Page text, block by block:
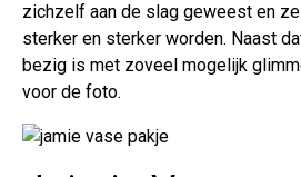
zichzelf aan de slag geweest en
sterker en sterker worden. Naast
bezig is met zoveel mogelijk
voor de foto.